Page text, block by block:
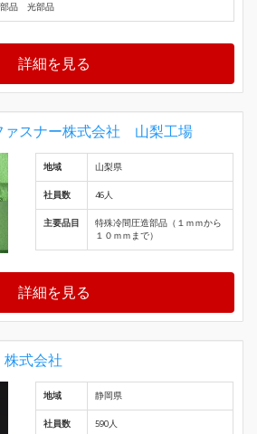
品 光部品
詳細を見る
ァスナー株式会社 山梨工場
地域 山梨県
社員数 46人
主要品目
特殊冷間圧造部品（１ｍｍから
１０ｍｍまで）
詳細を見る
式会社
地域 静岡県
社員数 590人